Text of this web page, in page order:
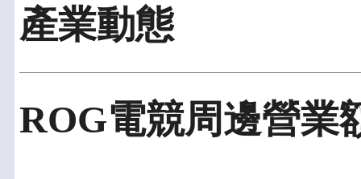
產業動態
ROG電競周邊營業